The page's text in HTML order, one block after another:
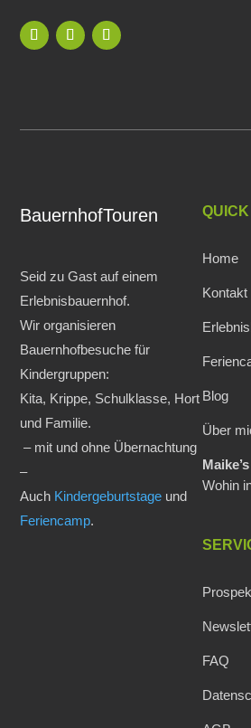
BauernhofTouren
Seid zu Gast auf einem
Erlebnisbauernhof.
Wir organisieren
Bauernhofbesuche für
Kindergruppen:
Kita, Krippe, Schulklasse, Hort
und Familie.
– mit und ohne Übernachtung
–
Auch Kindergeburtstage und
Feriencamp.
Home
Kontakt
Blog
Über
Wohin
FAQ